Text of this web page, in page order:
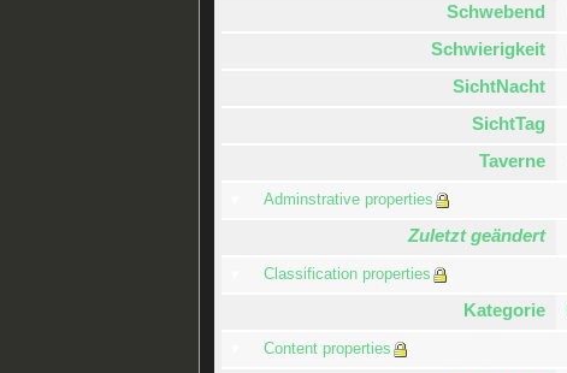
Schwebend
Schwierigkeit
SichtNacht
SichtTag
Taverne
Adminstrative properties
Zuletzt geändert
Classification properties
Kategorie
Content properties